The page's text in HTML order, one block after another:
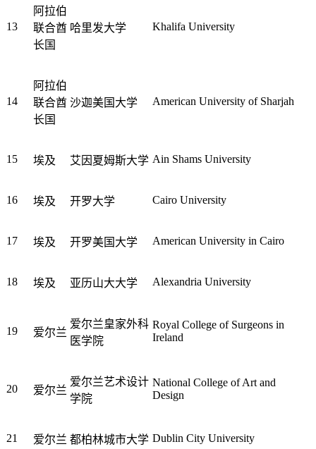
13
阿拉伯
联合酋
长国
哈里发大学 Khalifa University
14
阿拉伯
联合酋
长国
沙迦美国大学 American University of Sharjah
15 埃及 艾因夏姆斯大学 Ain Shams University
16 埃及 开罗大学 Cairo University
17 埃及 开罗美国大学 American University in Cairo
18 埃及 亚历山大大学 Alexandria University
19 爱尔兰
爱尔兰皇家外科
医学院
Royal College of Surgeons in
Ireland
20 爱尔兰
爱尔兰艺术设计
学院
National College of Art and
Design
21 爱尔兰 都柏林城市大学 Dublin City University